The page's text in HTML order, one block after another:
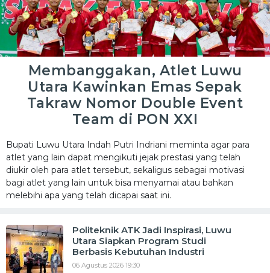
Membanggakan, Atlet Luwu
Utara Kawinkan Emas Sepak
Takraw Nomor Double Event
Team di PON XXI
Bupati Luwu Utara Indah Putri Indriani meminta agar para
atlet yang lain dapat mengikuti jejak prestasi yang telah
diukir oleh para atlet tersebut, sekaligus sebagai motivasi
bagi atlet yang lain untuk bisa menyamai atau bahkan
melebihi apa yang telah dicapai saat ini.
Politeknik ATK Jadi Inspirasi, Luwu
Utara Siapkan Program Studi
Berbasis Kebutuhan Industri
06 Agustus 2026 19:30